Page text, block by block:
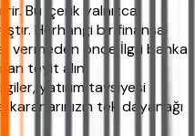
Bu içerik yalnızca
Herhangi bir finansal
vermeden önce İlgili banka
teyit alın.
yatırım tavsiyesi
kararlarınızın tek dayanağı